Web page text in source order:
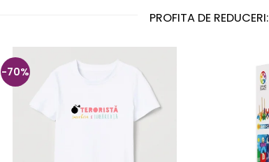
PROFITA DE REDUCERI:
-70%